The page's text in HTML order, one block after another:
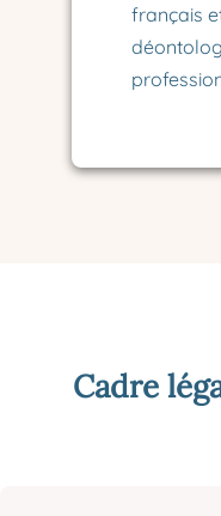
français
Cadre